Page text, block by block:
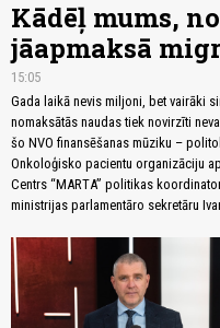
Kādēļ mums,
jāapmaksā
15:05
Gada laikā nevis miljoni, bet vairāki
nomaksātās naudas tiek novirzīti
šo NVO finansēšanas mūziku –
Onkoloģisko pacientu organizāciju
Centrs “MARTA” politikas
ministrijas parlamentāro sekretāru